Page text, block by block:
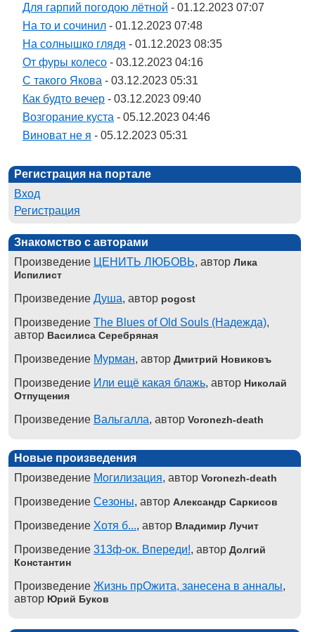
Для гарпий погодою лётной - 01.12.2023 07:07
На то и сочинил - 01.12.2023 07:48
На солнышко глядя - 01.12.2023 08:35
От фуры колесо - 03.12.2023 04:16
С такого Якова - 03.12.2023 05:31
Как будто вечер - 03.12.2023 09:40
Возгорание куста - 05.12.2023 04:46
Виноват не я - 05.12.2023 05:31
Регистрация на портале
Вход
Регистрация
Знакомство с авторами
Произведение ЦЕНИТЬ ЛЮБОВЬ, автор Лика
Испилист
Произведение Душа, автор pogost
Произведение The Blues of Old Souls (Надежда),
автор Василиса Серебряная
Произведение Мурман, автор Дмитрий Новиковъ
Произведение Или ещё какая блажь, автор Николай
Отпущения
Произведение Вальгалла, автор Voronezh-death
Новые произведения
Произведение Могилизация, автор Voronezh-death
Произведение Сезоны, автор Александр Саркисов
Произведение Хотя б..., автор Владимир Лучит
Произведение 313ф-ок. Впереди!, автор Долгий
Константин
Произведение Жизнь прОжита, занесена в анналы,
автор Юрий Буков